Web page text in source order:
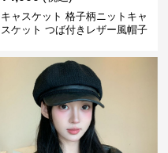
キャスケット 格子柄ニットキャ
スケット つば付きレザー風帽子